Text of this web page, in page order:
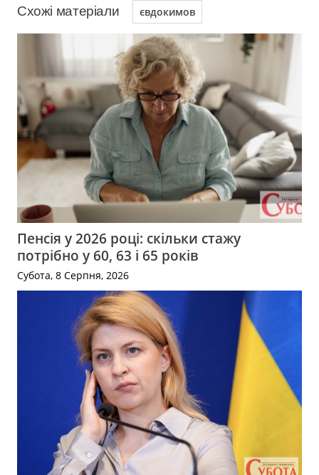
Схожі матеріали євдокимов
Пенсія у 2026 році: скільки стажу
потрібно у 60, 63 і 65 років
Субота, 8 Серпня, 2026